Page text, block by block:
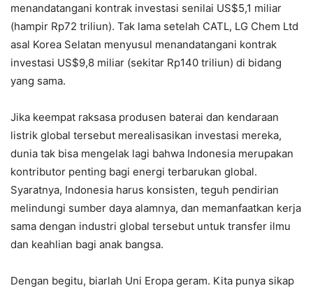
menandatangani kontrak investasi senilai US$5,1 miliar
(hampir Rp72 triliun). Tak lama setelah CATL, LG Chem Ltd
asal Korea Selatan menyusul menandatangani kontrak
investasi US$9,8 miliar (sekitar Rp140 triliun) di bidang
yang sama.
Jika keempat raksasa produsen baterai dan kendaraan
listrik global tersebut merealisasikan investasi mereka,
dunia tak bisa mengelak lagi bahwa Indonesia merupakan
kontributor penting bagi energi terbarukan global.
Syaratnya, Indonesia harus konsisten, teguh pendirian
melindungi sumber daya alamnya, dan memanfaatkan kerja
sama dengan industri global tersebut untuk transfer ilmu
dan keahlian bagi anak bangsa.
Dengan begitu, biarlah Uni Eropa geram. Kita punya sikap